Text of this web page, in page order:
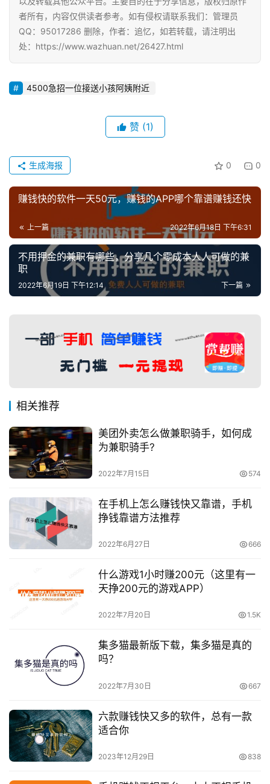
者所有，内容仅供读者参考。如有侵权请联系我们：管理员
QQ：95017286 删除，作者：追忆，如若转载，请注明出
处：https://www.wazhuan.net/26427.html
4500急招一位接送小孩阿姨附近
赞 (1)
0 0
生成海报
赚钱快的软件一天50元，赚钱的APP哪个靠谱赚钱还快
上一篇 2022年6月18日 下午6:31
不用押金的兼职有哪些，分享几个零成本人人可做的兼
职
下一篇
2022年6月19日 下午12:14
相关推荐
美团外卖怎么做兼职骑手，如何成
为兼职骑手?
2022年7月15日 574
在手机上怎么赚钱快又靠谱，手机
挣钱靠谱方法推荐
2022年6月27日 666
什么游戏1小时赚200元（这里有一
天挣200元的游戏APP）
2022年7月20日 1.5K
集多猫最新版下载，集多猫是真的
吗？
2022年7月30日 667
六款赚钱快又多的软件，总有一款
适合你
2023年12月29日 838